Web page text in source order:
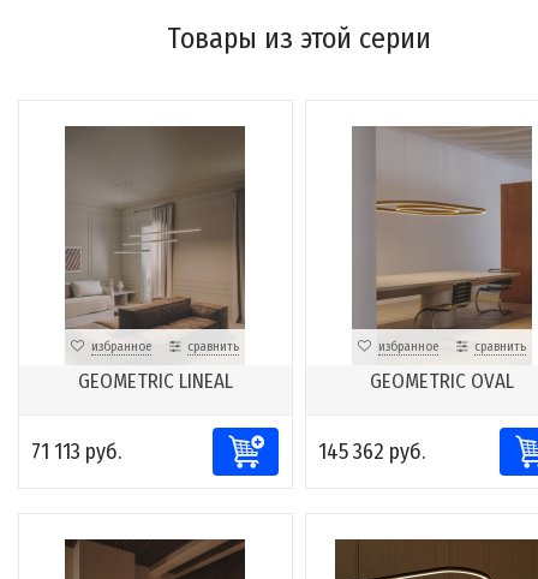
Товары из этой серии
избранное сравнить
GEOMETRIC LINEAL
71 113 руб.
избранное сравнить
GEOMETRIC OVAL
145 362 руб.